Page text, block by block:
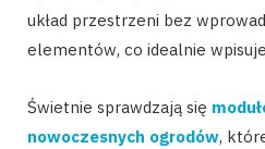
układ przestrzeni bez
elementów, co idealnie
Świetnie sprawdzają się
nowoczesnych ogrodów,